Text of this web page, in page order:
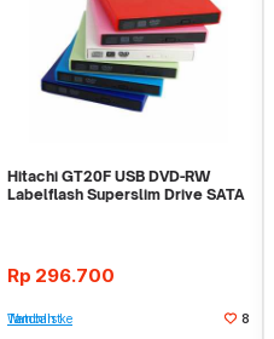
Hitachi GT20F USB DVD-RW
Labelflash Superslim Drive SATA
Rp 296.700
Tambah ke Watchlist 8